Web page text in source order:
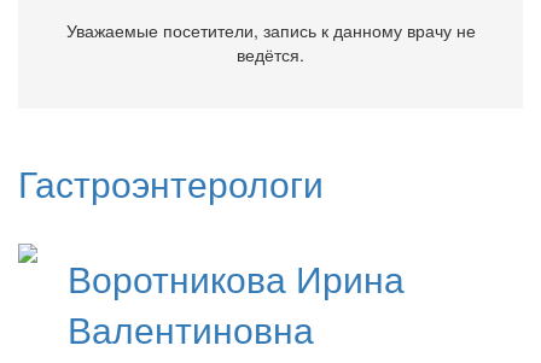
Уважаемые посетители, запись к данному врачу не
ведётся.
Гастроэнтерологи
Воротникова Ирина
Валентиновна